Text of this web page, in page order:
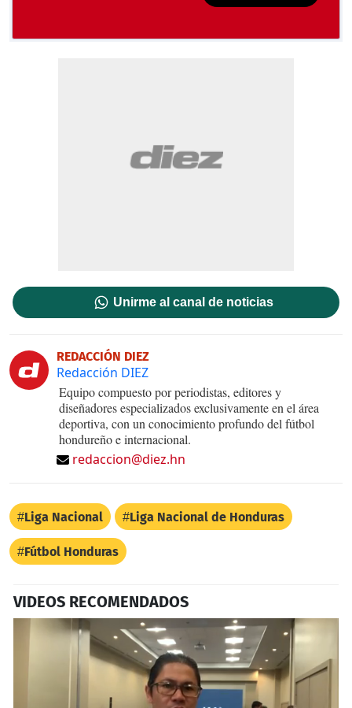
Unirme al canal de noticias
REDACCIÓN DIEZ
Redacción DIEZ
Equipo compuesto por periodistas, editores y
diseñadores especializados exclusivamente en el área
deportiva, con un conocimiento profundo del fútbol
hondureño e internacional.
redaccion@diez.hn
Liga Nacional Liga Nacional de Honduras
Fútbol Honduras
VIDEOS RECOMENDADOS